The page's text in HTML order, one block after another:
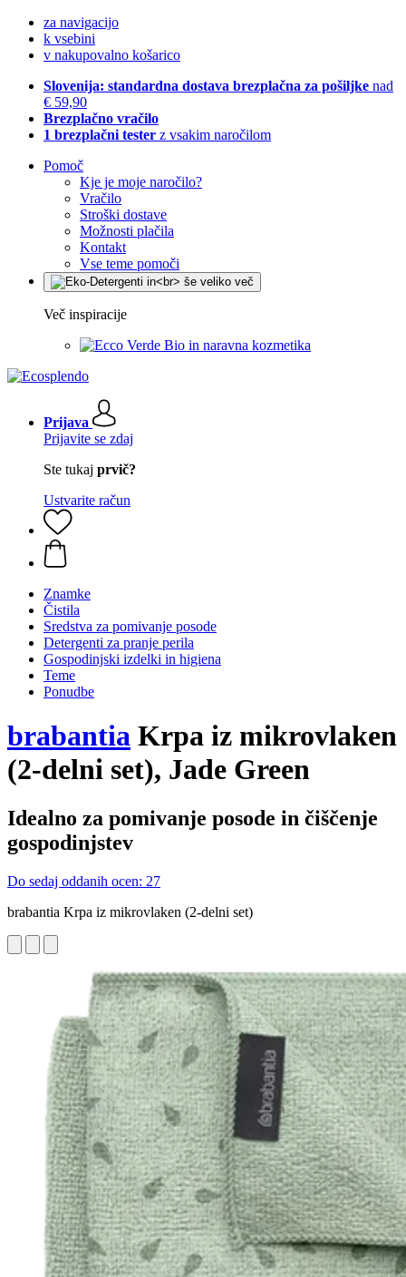
za navigacijo
k vsebini
v nakupovalno košarico
Slovenija: standardna dostava brezplačna za pošiljke nad
€ 59,90
Brezplačno vračilo
1 brezplačni tester z vsakim naročilom
Pomoč
Kje je moje naročilo?
Vračilo
Stroški dostave
Možnosti plačila
Kontakt
Vse teme pomoči
Več inspiracije
Bio in naravna kozmetika
Prijava
Prijavite se zdaj
Ste tukaj prvič?
Ustvarite račun
Znamke
Čistila
Sredstva za pomivanje posode
Detergenti za pranje perila
Gospodinjski izdelki in higiena
Teme
Ponudbe
brabantia Krpa iz mikrovlaken
(2-delni set), Jade Green
Idealno za pomivanje posode in čiščenje
gospodinjstev
Do sedaj oddanih ocen: 27
brabantia Krpa iz mikrovlaken (2-delni set)